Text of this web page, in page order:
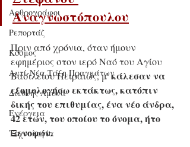
Αρθρογράφοι
Ρεπορτάζ
Κόσμος
Αντί-Νέα Τάξη Πραγμάτων
Διεθνής Άμυνα
Ενέργεια
Τεχνολογία
Αναγνωστόπουλου
Πριν από χρόνια, όταν ήμουν
εφημέριος στον ιερό Ναό του Αγίου
Βασιλείου Πειραιώς, μ' κάλεσαν να
εξομολογήσω εκτάκτως, κατόπιν
δικής του επιθυμίας, ένα νέο άνδρα,
42 ετών, του οποίου το όνομα, ήτο
Ξενοφών.